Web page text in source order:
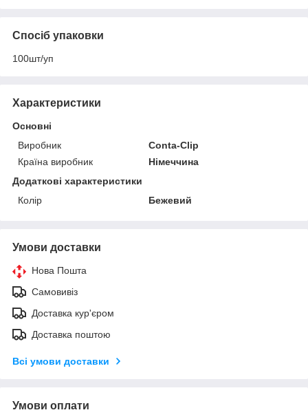
Спосіб упаковки
100шт/уп
Характеристики
Основні
Виробник
Conta-Clip
Країна виробник
Німеччина
Додаткові характеристики
Колір
Бежевий
Умови доставки
Нова Пошта
Самовивіз
Доставка кур'єром
Доставка поштою
Всі умови доставки
Умови оплати